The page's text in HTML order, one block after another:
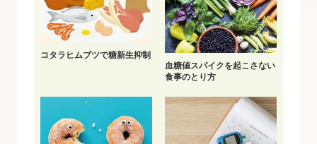
コタラヒムブツで糖新生抑制
血糖値スパイクを起こさない
食事のとり方